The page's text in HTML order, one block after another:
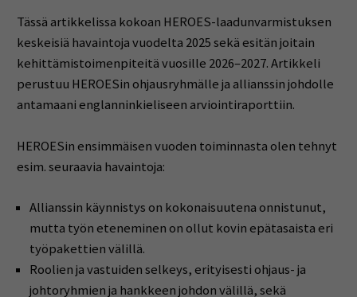
Tässä artikkelissa kokoan HEROES-laadunvarmistuksen
keskeisiä havaintoja vuodelta 2025 sekä esitän joitain
kehittämistoimenpiteitä vuosille 2026–2027. Artikkeli
perustuu HEROESin ohjausryhmälle ja allianssin johdolle
antamaani englanninkieliseen arviointiraporttiin.
HEROESin ensimmäisen vuoden toiminnasta olen tehnyt
esim. seuraavia havaintoja:
Allianssin käynnistys on kokonaisuutena onnistunut,
mutta työn eteneminen on ollut kovin epätasaista eri
työpakettien välillä.
Roolien ja vastuiden selkeys, erityisesti ohjaus- ja
johtoryhmien ja hankkeen johdon välillä, sekä